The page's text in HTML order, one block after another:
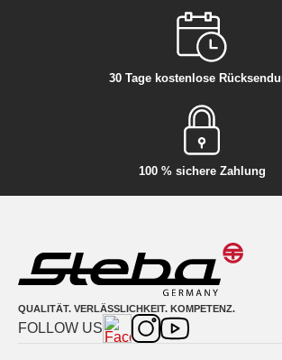
30 Tage kostenlose
100 % sichere Zahlung
QUALITÄT. VERLÄSSLICHKEIT. KOMPETENZ.
FOLLOW US